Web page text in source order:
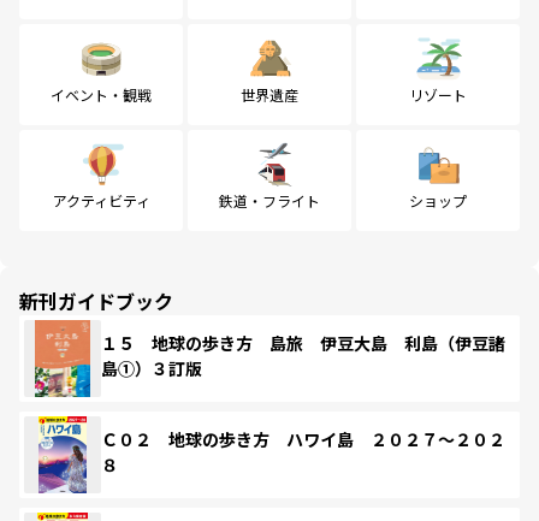
イベント・観戦 世界遺産 リゾート
アクティビティ 鉄道・フライト ショップ
新刊ガイドブック
１５ 地球の歩き方 島旅 伊豆大島 利島（伊豆諸
島①）３訂版
Ｃ０２ 地球の歩き方 ハワイ島 ２０２７～２０２
８